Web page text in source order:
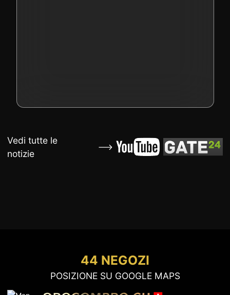
Vedi tutte le
notizie
44 NEGOZI
POSIZIONE SU GOOGLE MAPS